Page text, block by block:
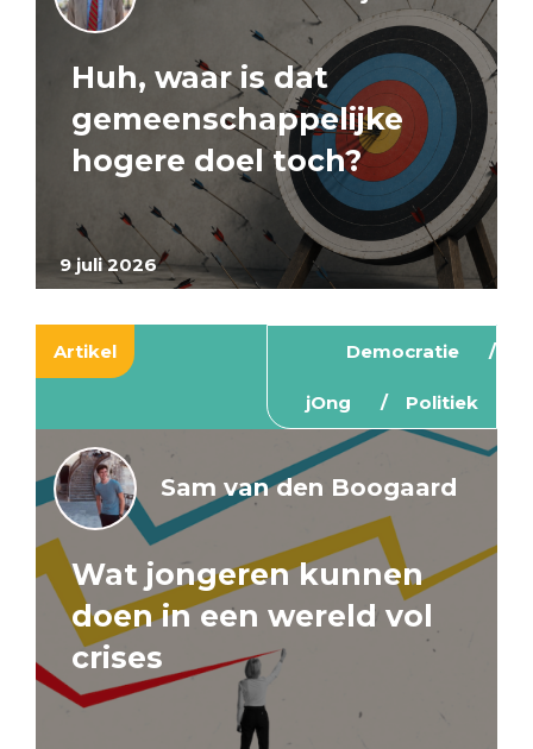
9 juli 2026
Huh, waar is dat
gemeenschappelijke
hogere doel toch?
Artikel Democratie
jOng Politiek
Sam van den Boogaard
Wat jongeren kunnen
doen in een wereld vol
crises